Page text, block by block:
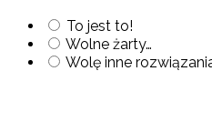
To jest to!
Wolne żarty…
Wolę inne